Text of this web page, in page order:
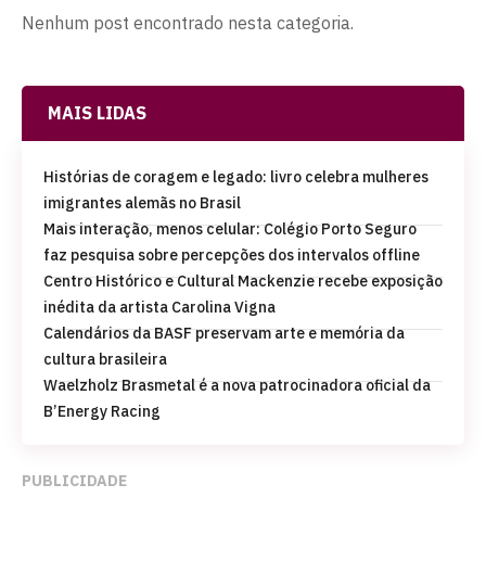
Nenhum post encontrado nesta categoria.
MAIS LIDAS
Histórias de coragem e legado: livro celebra mulheres
imigrantes alemãs no Brasil
Mais interação, menos celular: Colégio Porto Seguro
faz pesquisa sobre percepções dos intervalos offline
Centro Histórico e Cultural Mackenzie recebe exposição
inédita da artista Carolina Vigna
Calendários da BASF preservam arte e memória da
cultura brasileira
Waelzholz Brasmetal é a nova patrocinadora oficial da
B’Energy Racing
PUBLICIDADE